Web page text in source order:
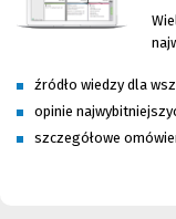
źródło wiedzy dla
opinie
szczegółowe